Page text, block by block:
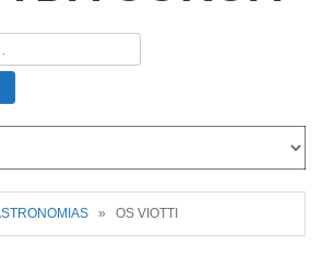
» OS VIOTTI